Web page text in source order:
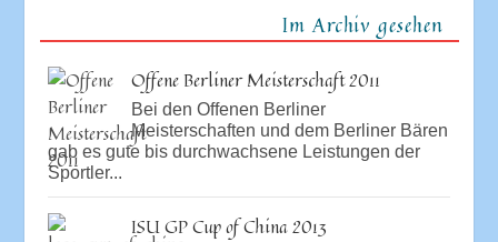
Im Archiv gesehen
Offene Berliner Meisterschaft 2011
Bei den Offenen Berliner
Meisterschaften und dem Berliner Bären
gab es gute bis durchwachsene Leistungen der
Sportler...
ISU GP Cup of China 2013